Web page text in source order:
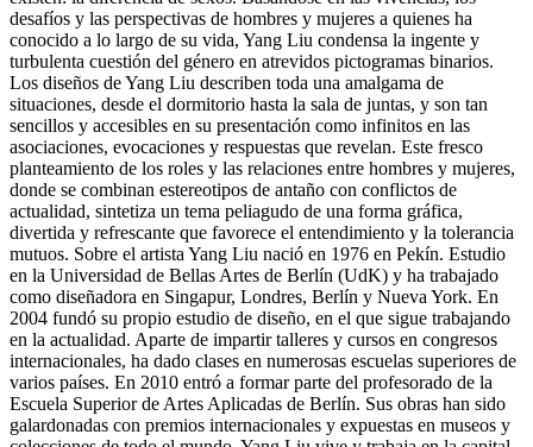
desafíos y las perspectivas de hombres y mujeres a quienes ha
conocido a lo largo de su vida, Yang Liu condensa la ingente y
turbulenta cuestión del género en atrevidos pictogramas binarios.
Los diseños de Yang Liu describen toda una amalgama de
situaciones, desde el dormitorio hasta la sala de juntas, y son tan
sencillos y accesibles en su presentación como infinitos en las
asociaciones, evocaciones y respuestas que revelan. Este fresco
planteamiento de los roles y las relaciones entre hombres y mujeres,
donde se combinan estereotipos de antaño con conflictos de
actualidad, sintetiza un tema peliagudo de una forma gráfica,
divertida y refrescante que favorece el entendimiento y la tolerancia
mutuos. Sobre el artista Yang Liu nació en 1976 en Pekín. Estudio
en la Universidad de Bellas Artes de Berlín (UdK) y ha trabajado
como diseñadora en Singapur, Londres, Berlín y Nueva York. En
2004 fundó su propio estudio de diseño, en el que sigue trabajando
en la actualidad. Aparte de impartir talleres y cursos en congresos
internacionales, ha dado clases en numerosas escuelas superiores de
varios países. En 2010 entró a formar parte del profesorado de la
Escuela Superior de Artes Aplicadas de Berlín. Sus obras han sido
galardonadas con premios internacionales y expuestas en museos y